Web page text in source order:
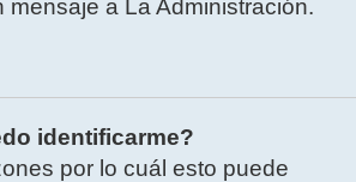
mensaje a La Administración.
identificarme?
por lo cuál esto puede